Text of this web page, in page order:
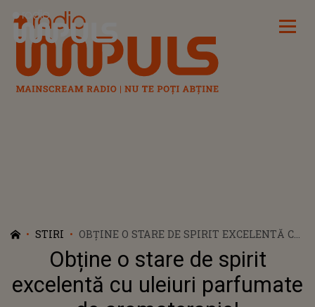
Radio Impuls
STIRI
OBȚINE O STARE DE SPIRIT EXCELENTĂ CU
ULEIURI PARFUMATE DE AROMATERAPIE!
Obține o stare de spirit
excelentă cu uleiuri parfumate